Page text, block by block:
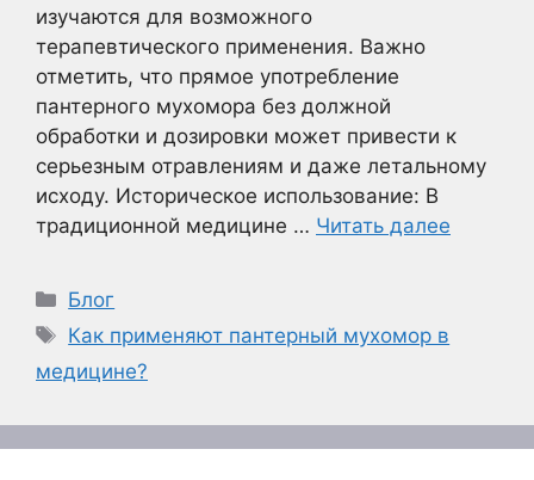
изучаются для возможного
терапевтического применения. Важно
отметить, что прямое употребление
пантерного мухомора без должной
обработки и дозировки может привести к
серьезным отравлениям и даже летальному
исходу. Историческое использование: В
традиционной медицине … Читать далее
Рубрики
Блог
Метки
Как применяют пантерный мухомор в
медицине?